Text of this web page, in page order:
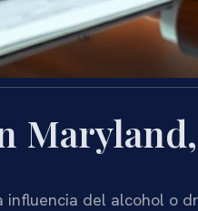
del alcohol o